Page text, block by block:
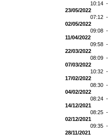
10:14 -
23/05/2022
07:12 -
02/05/2022
09:08 -
11/04/2022
09:58 -
22/03/2022
08:09 -
07/03/2022
10:32 -
17/02/2022
08:30 -
04/02/2022
08:24 -
14/12/2021
08:25 -
02/12/2021
09:35 -
28/11/2021